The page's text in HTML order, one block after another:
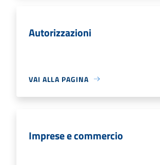
Autorizzazioni
VAI ALLA PAGINA
Imprese e commercio